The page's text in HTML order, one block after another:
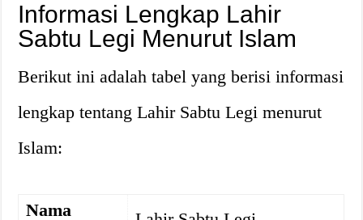
Informasi Lengkap Lahir
Sabtu Legi Menurut Islam
Berikut ini adalah tabel yang berisi informasi
lengkap tentang Lahir Sabtu Legi menurut
Islam:
Nama